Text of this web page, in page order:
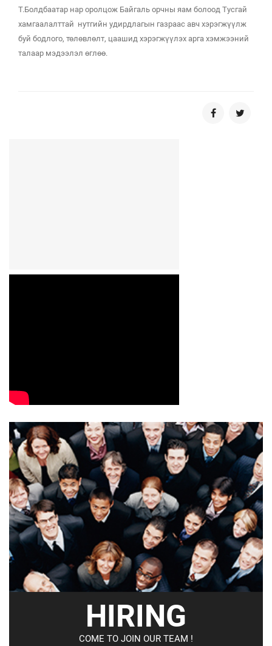
Т.Болдбаатар нар оролцож Байгаль орчны яам болоод Тусгай
хамгаалалттай нутгийн удирдлагын газраас авч хэрэгжүүлж
буй бодлого, төлөвлөлт, цаашид хэрэгжүүлэх арга хэмжээний
талаар мэдээлэл өглөө.
HIRING
COME TO JOIN OUR TEAM !